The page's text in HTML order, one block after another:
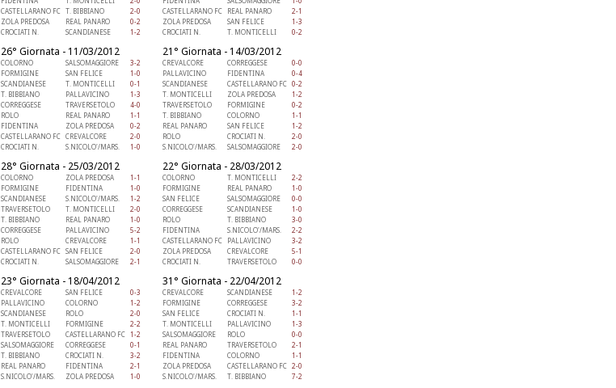
CASTELLARANO FC T. BIBBIANO
2-0
ZOLA PREDOSA
REAL PANARO
0-2
CROCIATI N.
SCANDIANESE 1-2
26° Giornata - 11/03/2012
COLORNO SALSOMAGGIORE
3-2
FORMIGINE
SAN FELICE
1-0
SCANDIANESE
T. MONTICELLI
0-1
T. BIBBIANO
PALLAVICINO
1-3
CORREGGESE
TRAVERSETOLO
4-0
ROLO
REAL PANARO
1-1
FIDENTINA
ZOLA PREDOSA
0-2
CASTELLARANO FC CREVALCORE
2-0
CROCIATI N.
S.NICOLO'/MARS. 1-0
28° Giornata - 25/03/2012
COLORNO ZOLA PREDOSA
1-1
FORMIGINE
FIDENTINA
1-0
SCANDIANESE
S.NICOLO'/MARS.
1-2
TRAVERSETOLO
T. MONTICELLI
2-0
T. BIBBIANO
REAL PANARO
1-0
CORREGGESE
PALLAVICINO
5-2
ROLO
CREVALCORE
1-1
CASTELLARANO FC SAN FELICE
2-0
CROCIATI N.
SALSOMAGGIORE 2-1
23° Giornata - 18/04/2012
CREVALCORE SAN FELICE
0-3
PALLAVICINO
COLORNO
1-2
SCANDIANESE
ROLO
2-0
T. MONTICELLI
FORMIGINE
2-2
TRAVERSETOLO
CASTELLARANO FC 1-2
SALSOMAGGIORE
CORREGGESE
0-1
T. BIBBIANO
CROCIATI N.
3-2
REAL PANARO
FIDENTINA
2-1
S.NICOLO'/MARS.
ZOLA PREDOSA 1-0
CASTELLARANO FC
REAL PANARO
2-1
ZOLA PREDOSA
SAN FELICE
1-3
CROCIATI N.
T. MONTICELLI 0-2
21° Giornata - 14/03/2012
CREVALCORE CORREGGESE
0-0
PALLAVICINO
FIDENTINA
0-4
SCANDIANESE
CASTELLARANO FC 0-2
T. MONTICELLI
ZOLA PREDOSA
1-2
TRAVERSETOLO
FORMIGINE
0-2
T. BIBBIANO
COLORNO
1-1
REAL PANARO
SAN FELICE
1-2
ROLO
CROCIATI N.
2-0
S.NICOLO'/MARS.
SALSOMAGGIORE 2-0
22° Giornata - 28/03/2012
COLORNO T. MONTICELLI
2-2
FORMIGINE
REAL PANARO
1-0
SAN FELICE
SALSOMAGGIORE
0-0
CORREGGESE
SCANDIANESE
1-0
ROLO
T. BIBBIANO
3-0
FIDENTINA
S.NICOLO'/MARS.
2-2
CASTELLARANO FC
PALLAVICINO
3-2
ZOLA PREDOSA
CREVALCORE
5-1
CROCIATI N.
TRAVERSETOLO 0-0
31° Giornata - 22/04/2012
CREVALCORE SCANDIANESE
1-2
FORMIGINE
CORREGGESE
3-2
SAN FELICE
CROCIATI N.
1-1
T. MONTICELLI
PALLAVICINO
1-3
SALSOMAGGIORE
ROLO
0-0
REAL PANARO
TRAVERSETOLO
2-1
FIDENTINA
COLORNO
1-1
ZOLA PREDOSA
CASTELLARANO FC 2-0
S.NICOLO'/MARS.
T. BIBBIANO 7-2